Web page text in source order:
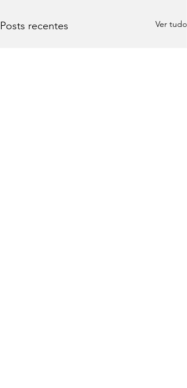
Posts recentes Ver tudo